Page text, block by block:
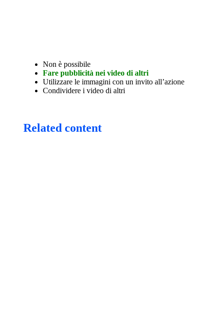
Non è possibile
Fare pubblicità nei video di altri
Utilizzare le immagini con un invito all’azione
Condividere i video di altri
Related content